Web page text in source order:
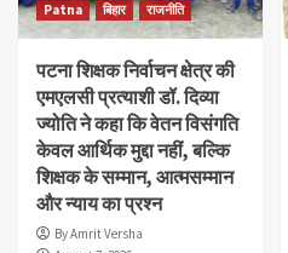
Patna बिहार राजनीति
पटना शिक्षक निर्वाचन क्षेत्र की
एमएलसी प्रत्याशी डॉ. दिव्या
ज्योति ने कहा कि वेतन विसंगति
केवल आर्थिक मुद्दा नहीं, बल्कि
शिक्षक के सम्मान, आत्मसम्मान
और न्याय का प्रश्न
By Amrit Versha